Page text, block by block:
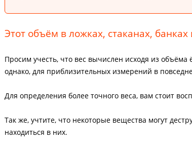
Этот объём в ложках, стаканах, банках
Просим учесть, что вес вычислен исходя из
однако, для приблизительных измерений в
Для определения более точного веса, вам стоит
Так же, учтите, что некоторые вещества могут
находиться в них.